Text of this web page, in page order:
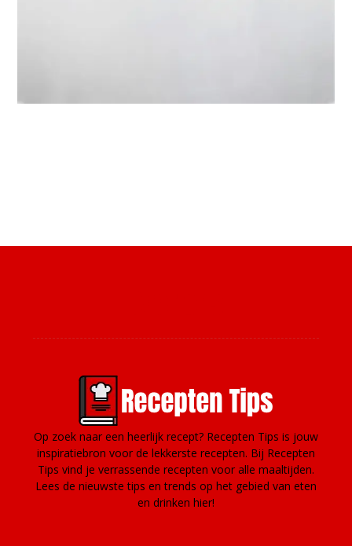
Op zoek naar een heerlijk recept? Recepten Tips is jouw
inspiratiebron voor de lekkerste recepten. Bij Recepten
Tips vind je verrassende recepten voor alle maaltijden.
Lees de nieuwste tips en trends op het gebied van eten
en drinken hier!